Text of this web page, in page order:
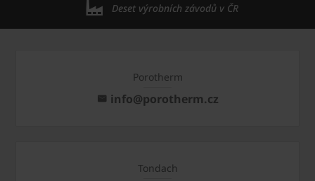
Deset výrobních závodů v ČR
Porotherm
info@porotherm.cz
Tondach